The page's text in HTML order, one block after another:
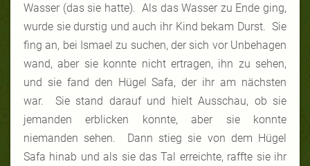
Wasser (das sie hatte). Als das Wasser zu Ende ging,
wurde sie durstig und auch ihr Kind bekam Durst. Sie
fing an, bei Ismael zu suchen, der sich vor Unbehagen
wand, aber sie konnte nicht ertragen, ihn zu sehen,
und sie fand den Hügel Safa, der ihr am nächsten
war. Sie stand darauf und hielt Ausschau, ob sie
jemanden erblicken konnte, aber sie konnte
niemanden sehen. Dann stieg sie von dem Hügel
Safa hinab und als sie das Tal erreichte, raffte sie ihr